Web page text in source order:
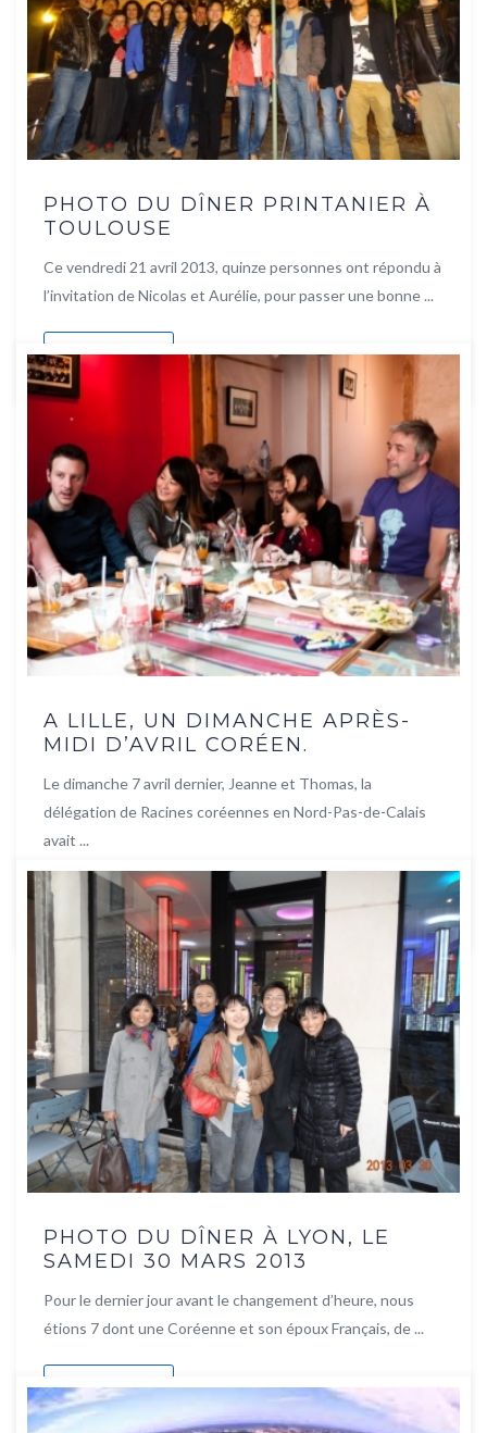
PHOTO DU DÎNER PRINTANIER À
TOULOUSE
Ce vendredi 21 avril 2013, quinze personnes ont répondu à
l’invitation de Nicolas et Aurélie, pour passer une bonne ...
Lire la suite
A LILLE, UN DIMANCHE APRÈS-
MIDI D’AVRIL CORÉEN.
Le dimanche 7 avril dernier, Jeanne et Thomas, la
délégation de Racines coréennes en Nord-Pas-de-Calais
avait ...
Lire la suite
PHOTO DU DÎNER À LYON, LE
SAMEDI 30 MARS 2013
Pour le dernier jour avant le changement d’heure, nous
étions 7 dont une Coréenne et son époux Français, de ...
Lire la suite